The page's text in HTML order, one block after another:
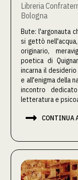
Libreria
Bologna
Bute: l'argonauta
si gettò
originario,
poetica di
incarna il
e all'enigma della
incontro
letteratura e
 CONTINUA